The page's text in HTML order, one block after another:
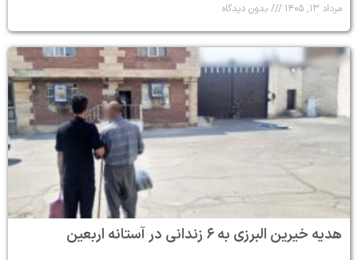
مرداد ۱۳, ۱۴۰۵ بدون دیدگاه
هدیه خیرین البرزی به ۶ زندانی در آستانه اربعین